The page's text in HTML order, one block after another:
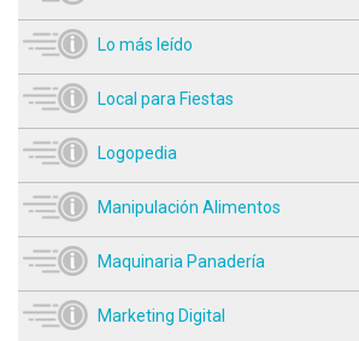
Lo más leído
Local para Fiestas
Logopedia
Manipulación Alimentos
Maquinaria Panadería
Marketing Digital